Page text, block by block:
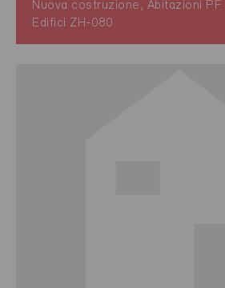
Nuova costruzione, Abitazioni PF
Edifici ZH-080